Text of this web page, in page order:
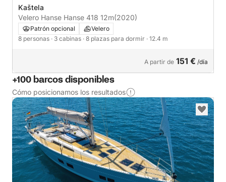
Kaštela
Velero Hanse Hanse 418 12m(2020)
Patrón opcional
Velero
8 personas · 3 cabinas · 8 plazas para dormir · 12.4 m
A partir de 151 € /día
+100 barcos disponibles
Cómo posicionamos los resultados